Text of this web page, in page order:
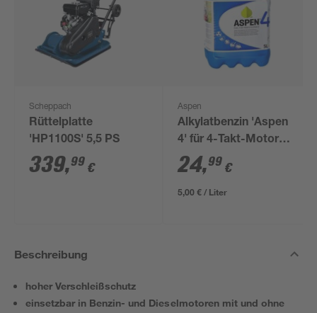
Scheppach
Rüttelplatte
'HP1100S' 5,5 PS
339,99 €
Aspen
Alkylatbenzin 'Aspen
4' für 4-Takt-Motoren
5 l
24,99 €
5,00 € / Liter
Beschreibung
hoher Verschleißschutz
einsetzbar in Benzin- und Dieselmotoren mit und ohne